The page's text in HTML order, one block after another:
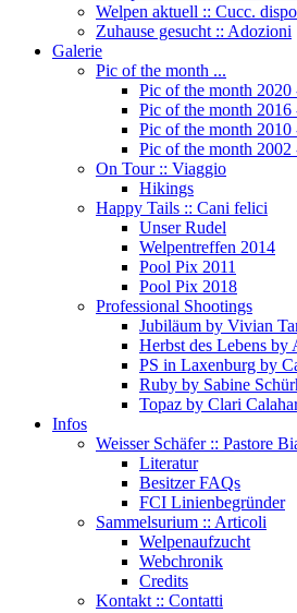
Welpen aktuell :: Cucc.
Zuhause gesucht :: Adozioni
Galerie
Pic of the month ...
Pic of the month 2020
Pic of the month 2016
Pic of the month 2010
Pic of the month 2002
On Tour :: Viaggio
Hikings
Happy Tails :: Cani felici
Unser Rudel
Welpentreffen 2014
Pool Pix 2011
Pool Pix 2018
Professional Shootings
Jubiläum by Vivian
Herbst des Lebens by
PS in Laxenburg by
Ruby by Sabine
Topaz by Clari
Infos
Weisser Schäfer :: Pastore
Literatur
Besitzer FAQs
FCI Linienbegründer
Sammelsurium :: Articoli
Welpenaufzucht
Webchronik
Credits
Kontakt :: Contatti